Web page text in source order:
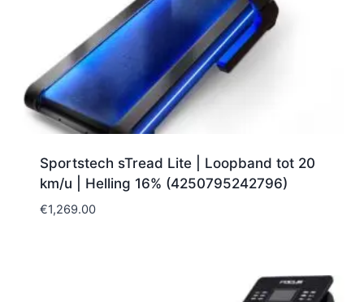
Sportstech sTread Lite | Loopband tot 20
km/u | Helling 16% (4250795242796)
€1,269.00